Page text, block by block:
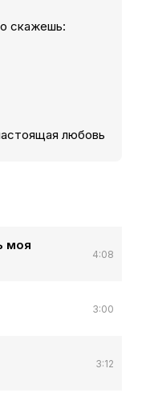
скажешь:
любовь
моя
4:08
3:00
3:12